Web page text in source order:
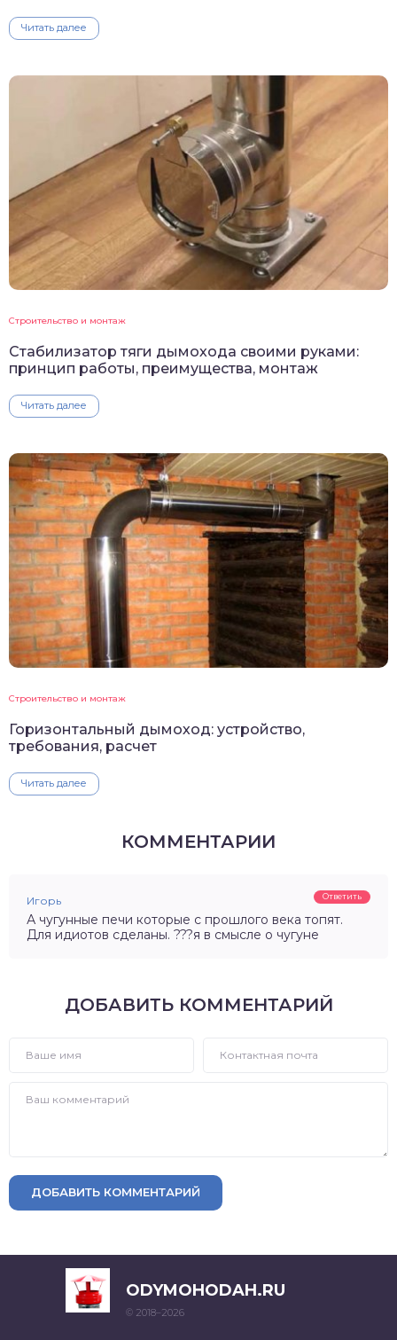
Читать далее
Строительство и монтаж
Стабилизатор тяги дымохода своими руками:
принцип работы, преимущества, монтаж
Читать далее
Строительство и монтаж
Горизонтальный дымоход: устройство,
требования, расчет
Читать далее
КОММЕНТАРИИ
Игорь Ответить
А чугунные печи которые с прошлого века топят.
Для идиотов сделаны. ???я в смысле о чугуне
ДОБАВИТЬ КОММЕНТАРИЙ
ДОБАВИТЬ КОММЕНТАРИЙ
ODYMOHODAH.RU
© 2018–2026